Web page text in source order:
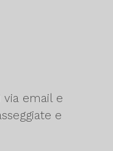
via email e
e